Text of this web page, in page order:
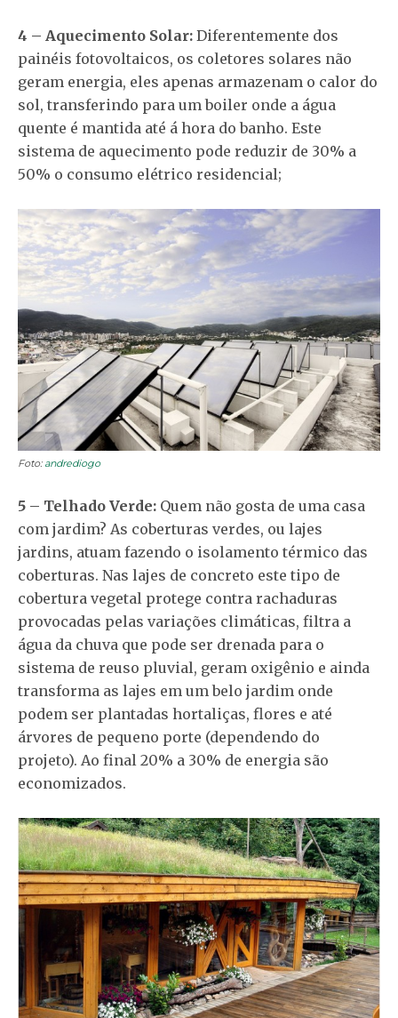
4 – Aquecimento Solar: Diferentemente dos
painéis fotovoltaicos, os coletores solares não
geram energia, eles apenas armazenam o calor do
sol, transferindo para um boiler onde a água
quente é mantida até á hora do banho. Este
sistema de aquecimento pode reduzir de 30% a
50% o consumo elétrico residencial;
Foto: andrediogo
5 – Telhado Verde: Quem não gosta de uma casa
com jardim? As coberturas verdes, ou lajes
jardins, atuam fazendo o isolamento térmico das
coberturas. Nas lajes de concreto este tipo de
cobertura vegetal protege contra rachaduras
provocadas pelas variações climáticas, filtra a
água da chuva que pode ser drenada para o
sistema de reuso pluvial, geram oxigênio e ainda
transforma as lajes em um belo jardim onde
podem ser plantadas hortaliças, flores e até
árvores de pequeno porte (dependendo do
projeto). Ao final 20% a 30% de energia são
economizados.